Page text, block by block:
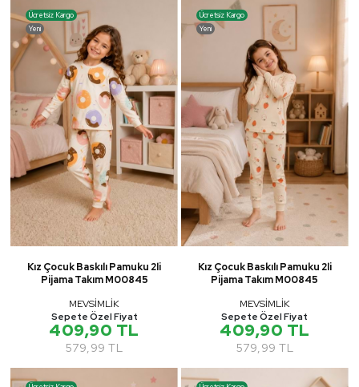
Ücretsiz Kargo
Yeni
Kız Çocuk Baskılı Pamuku 2li
Pijama Takım M00845
MEVSİMLİK
Sepete Özel Fiyat
409,90 TL
579,99 TL
Ücretsiz Kargo
Yeni
Kız Çocuk Baskılı Pamuku 2li
Pijama Takım M00845
MEVSİMLİK
Sepete Özel Fiyat
409,90 TL
579,99 TL